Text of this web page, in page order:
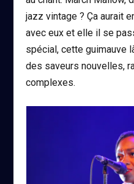
jazz vintage ? Ça aurait
avec eux et elle il se
spécial, cette guimauve
des saveurs nouvelles,
complexes.